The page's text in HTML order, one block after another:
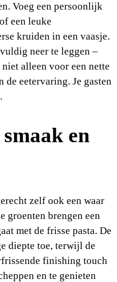
Voeg een persoonlijk
een leuke
kruiden in een vaasje.
neer te leggen –
alleen voor een nette
eetervaring. Je gasten
en
zelf ook een waar
groenten brengen een
met de frisse pasta. De
diepte toe, terwijl de
finishing touch
en te genieten